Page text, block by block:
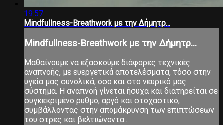
19:57
Mindfullness-Breathwork με την Δήμητρ...
Mindfullness-Breathwork με την Δήμητρ...
Μαθαίνουμε να εξασκούμε διάφορες τεχνικές
αναπνοής, με ευεργετικά αποτελέσματα, τόσο στην
υγεία μας συνολικά, όσο και στο νευρικό μας
σύστημα. Η αναπνοή γίνεται ήσυχα και διατηρείται σε
συγκεκριμένο ρυθμό, αργό και στοχαστικό,
συμβάλλοντας στην απομάκρυνση των επιπτώσεων
του στρες και βελτιώνοντα...